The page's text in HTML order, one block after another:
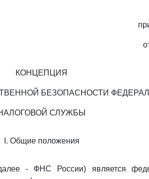
КОНЦЕПЦИЯ
БЕЗОПАСНОСТИ
СЛУЖБЫ
I. Общие положения
- ФНС России) является